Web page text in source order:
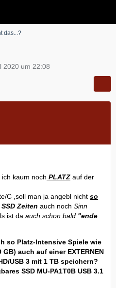
das...?
2020 um 22:08
ich kaum noch PLATZ auf der
C ,soll man ja angebl nicht so
SSD Zeiten auch noch Sinn
ist da auch schon bald "ende
so Platz-Intensive Spiele wie
GB) auch auf einer EXTERNEN
USB 3 mit 1 TB speichern?
SSD MU-PA1T0B USB 3.1